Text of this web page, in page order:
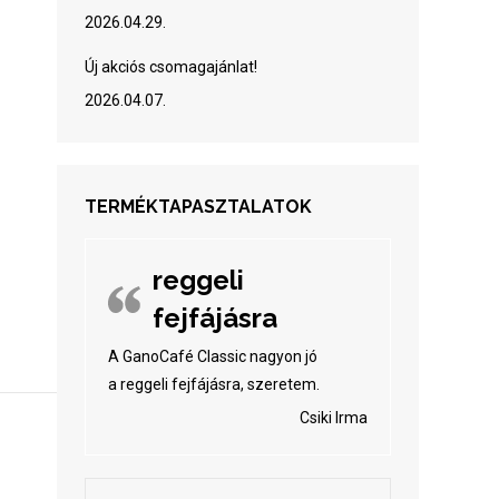
2026.04.29.
Új akciós csomagajánlat!
2026.04.07.
TERMÉKTAPASZTALATOK
reggeli
fejfájásra
A GanoCafé Classic nagyon jó
a reggeli fejfájásra, szeretem.
Csiki Irma